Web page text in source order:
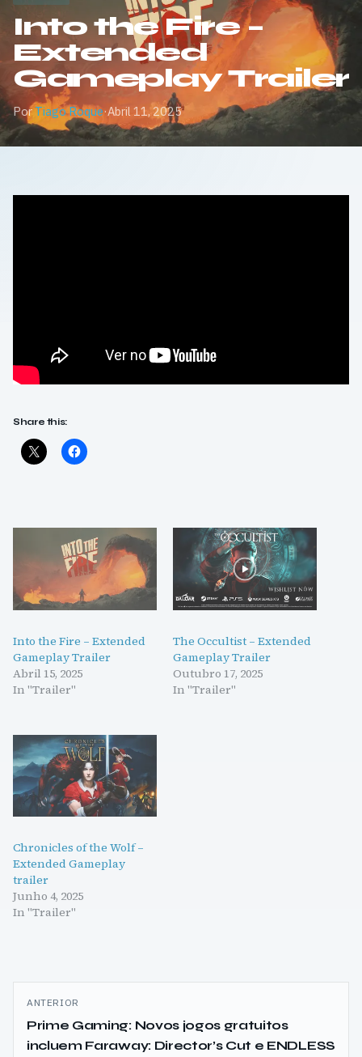
Into the Fire –
Extended
Gameplay Trailer
PorTiago Roque·Abril 11, 2025
Share this:
Into the Fire – Extended
Gameplay Trailer
Abril 15, 2025
In "Trailer"
The Occultist – Extended
Gameplay Trailer
Outubro 17, 2025
In "Trailer"
Chronicles of the Wolf –
Extended Gameplay
trailer
Junho 4, 2025
In "Trailer"
Navegação
de
ANTERIOR
Prime Gaming: Novos jogos gratuitos
incluem Faraway: Director’s Cut e ENDLESS